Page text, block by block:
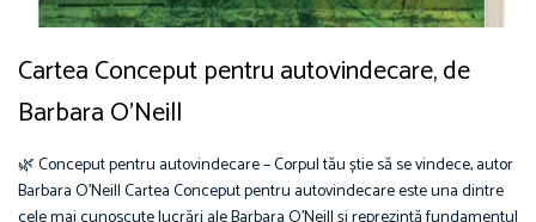
Cartea Conceput pentru autovindecare, de
Barbara O'Neill
🌿 Conceput pentru autovindecare – Corpul tău știe să se vindece, autor
Barbara O'Neill Cartea Conceput pentru autovindecare este una dintre